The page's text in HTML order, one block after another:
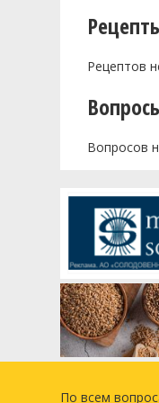
Рецептов
Вопросов
По всем